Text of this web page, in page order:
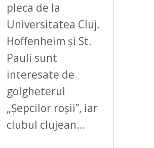
pleca de la
Universitatea Cluj.
Hoffenheim și St.
Pauli sunt
interesate de
golgheterul
„Șepcilor roșii”, iar
clubul clujean…